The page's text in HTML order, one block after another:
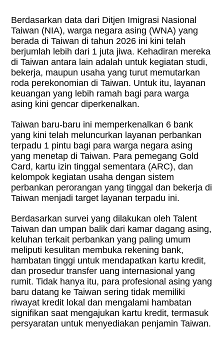
Berdasarkan data dari Ditjen Imigrasi Nasional
Taiwan (NIA), warga negara asing (WNA) yang
berada di Taiwan di tahun 2026 ini kini telah
berjumlah lebih dari 1 juta jiwa. Kehadiran mereka
di Taiwan antara lain adalah untuk kegiatan studi,
bekerja, maupun usaha yang turut memutarkan
roda perekonomian di Taiwan. Untuk itu, layanan
keuangan yang lebih ramah bagi para warga
asing kini gencar diperkenalkan.
Taiwan baru-baru ini memperkenalkan 6 bank
yang kini telah meluncurkan layanan perbankan
terpadu 1 pintu bagi para warga negara asing
yang menetap di Taiwan. Para pemegang Gold
Card, kartu izin tinggal sementara (ARC), dan
kelompok kegiatan usaha dengan sistem
perbankan perorangan yang tinggal dan bekerja di
Taiwan menjadi target layanan terpadu ini.
Berdasarkan survei yang dilakukan oleh Talent
Taiwan dan umpan balik dari kamar dagang asing,
keluhan terkait perbankan yang paling umum
meliputi kesulitan membuka rekening bank,
hambatan tinggi untuk mendapatkan kartu kredit,
dan prosedur transfer uang internasional yang
rumit. Tidak hanya itu, para profesional asing yang
baru datang ke Taiwan sering tidak memiliki
riwayat kredit lokal dan mengalami hambatan
signifikan saat mengajukan kartu kredit, termasuk
persyaratan untuk menyediakan penjamin Taiwan.